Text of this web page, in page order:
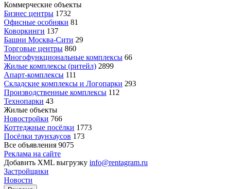
Коммерческие объекты
Бизнес центры 1732
Офисные особняки 81
Коворкинги 137
Башни Москва-Сити 29
Торговые центры 860
Многофункциональные комплексы 66
Жилые комплексы (ритейл) 2899
Апарт-комплексы 111
Складские комплексы и Логопарки 293
Производственные комплексы 112
Технопарки 43
Жилые объекты
Новостройки 766
Коттеджные посёлки 1773
Посёлки таунхаусов 173
Все объявления 9075
Реклама на сайте
Добавить XML выгрузку info@rentagram.ru
Застройщики
Новости